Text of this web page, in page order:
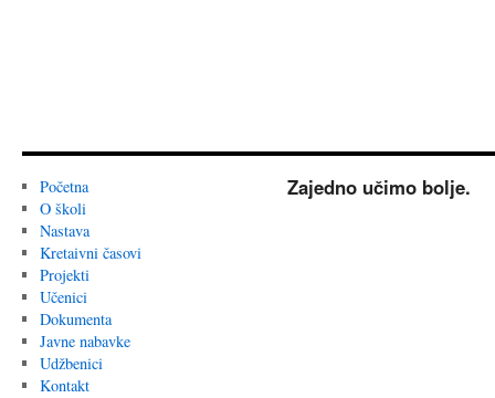
Početna
O školi
Nastava
Kretaivni časovi
Projekti
Učenici
Dokumenta
Javne nabavke
Udžbenici
Kontakt
Zajedno učimo bolje.